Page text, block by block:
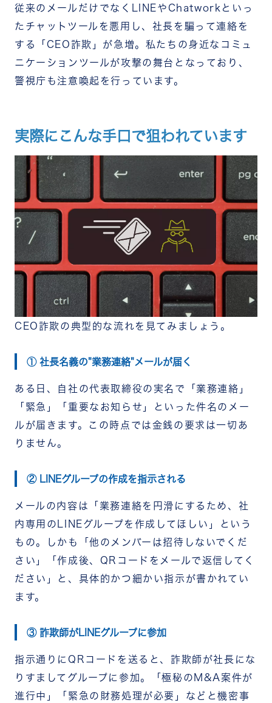
従来のメールだけでなくLINEやChatworkといっ
たチャットツールを悪用し、社長を騙って連絡を
する「CEO詐欺」が急増。私たちの身近なコミュ
ニケーションツールが攻撃の舞台となっており、
警視庁も注意喚起を行っています。
実際にこんな手口で狙われています
CEO詐欺の典型的な流れを見てみましょう。
① 社長名義の"業務連絡"メールが届く
ある日、自社の代表取締役の実名で「業務連絡」
「緊急」「重要なお知らせ」といった件名のメー
ルが届きます。この時点では金銭の要求は一切あ
りません。
② LINEグループの作成を指示される
メールの内容は「業務連絡を円滑にするため、社
内専用のLINEグループを作成してほしい」という
もの。しかも「他のメンバーは招待しないでくだ
さい」「作成後、QRコードをメールで返信してく
ださい」と、具体的かつ細かい指示が書かれてい
ます。
③ 詐欺師がLINEグループに参加
指示通りにQRコードを送ると、詐欺師が社長にな
りすましてグループに参加。「極秘のM&A案件が
進行中」「緊急の財務処理が必要」などと機密事